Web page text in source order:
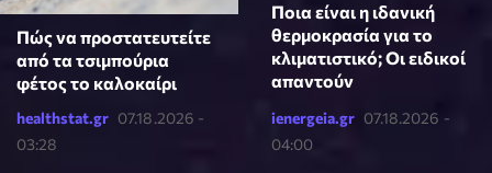
Πώς να προστατευτείτε
από τα τσιμπούρια
φέτος το καλοκαίρι
healthstat.gr 07.18.2026 -
03:28
Ποια είναι η ιδανική
θερμοκρασία για το
κλιματιστικό; Οι ειδικοί
απαντούν
ienergeia.gr 07.18.2026 -
04:00